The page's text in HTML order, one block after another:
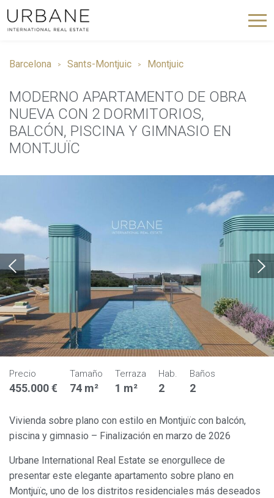
Barcelona Sants-Montjuic Montjuic
MODERNO APARTAMENTO DE OBRA
NUEVA CON 2 DORMITORIOS,
BALCÓN, PISCINA Y GIMNASIO EN
MONTJUÏC
Precio
455.000 €
Tamaño
74 m²
Terraza
1 m²
Hab.
2
Baños
2
Vivienda sobre plano con estilo en Montjuïc con balcón,
piscina y gimnasio – Finalización en marzo de 2026
Urbane International Real Estate se enorgullece de
presentar este elegante apartamento sobre plano en
Montjuïc, uno de los distritos residenciales más deseados